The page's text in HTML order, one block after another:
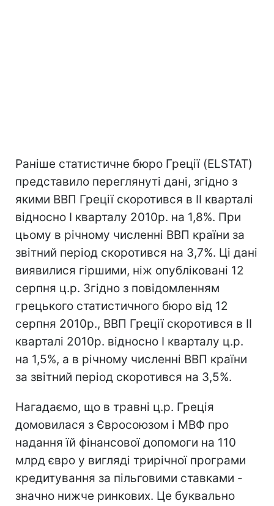
Раніше статистичне бюро Греції (ELSTAT)
представило переглянуті дані, згідно з
якими ВВП Греції скоротився в II кварталі
відносно I кварталу 2010р. на 1,8%. При
цьому в річному численні ВВП країни за
звітний період скоротився на 3,7%. Ці дані
виявилися гіршими, ніж опубліковані 12
серпня ц.р. Згідно з повідомленням
грецького статистичного бюро від 12
серпня 2010р., ВВП Греції скоротився в II
кварталі 2010р. відносно I кварталу ц.р.
на 1,5%, а в річному численні ВВП країни
за звітний період скоротився на 3,5%.
Нагадаємо, що в травні ц.р. Греція
домовилася з Євросоюзом і МВФ про
надання їй фінансової допомоги на 110
млрд євро у вигляді трирічної програми
кредитування за пільговими ставками -
значно нижче ринкових. Це буквально